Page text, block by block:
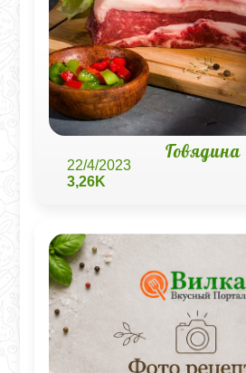
Говядина
22/4/2023
3,26K